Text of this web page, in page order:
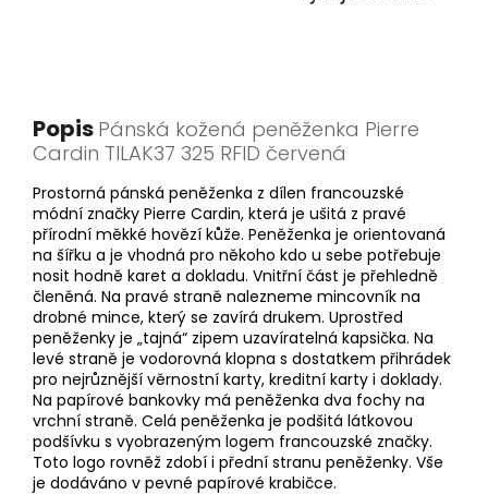
Popis Pánská kožená peněženka Pierre
Cardin TILAK37 325 RFID červená
Prostorná pánská peněženka z dílen francouzské
módní značky Pierre Cardin, která je ušitá z pravé
přírodní měkké hovězí kůže. Peněženka je orientovaná
na šířku a je vhodná pro někoho kdo u sebe potřebuje
nosit hodně karet a dokladu. Vnitřní část je přehledně
členěná. Na pravé straně nalezneme mincovník na
drobné mince, který se zavírá drukem. Uprostřed
peněženky je „tajná“ zipem uzavíratelná kapsička. Na
levé straně je vodorovná klopna s dostatkem přihrádek
pro nejrůznější věrnostní karty, kreditní karty i doklady.
Na papírové bankovky má peněženka dva fochy na
vrchní straně. Celá peněženka je podšitá látkovou
podšívku s vyobrazeným logem francouzské značky.
Toto logo rovněž zdobí i přední stranu peněženky. Vše
je dodáváno v pevné papírové krabičce.